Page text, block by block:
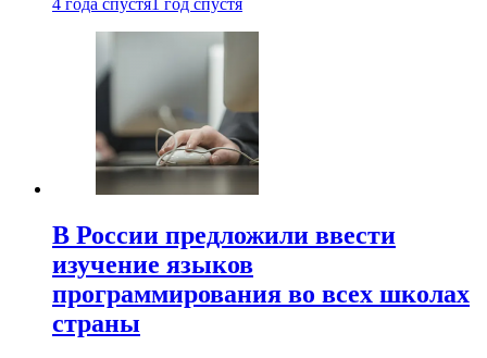
4 года спустя 1 год спустя
В России предложили ввести
изучение языков
программирования во всех школах
страны